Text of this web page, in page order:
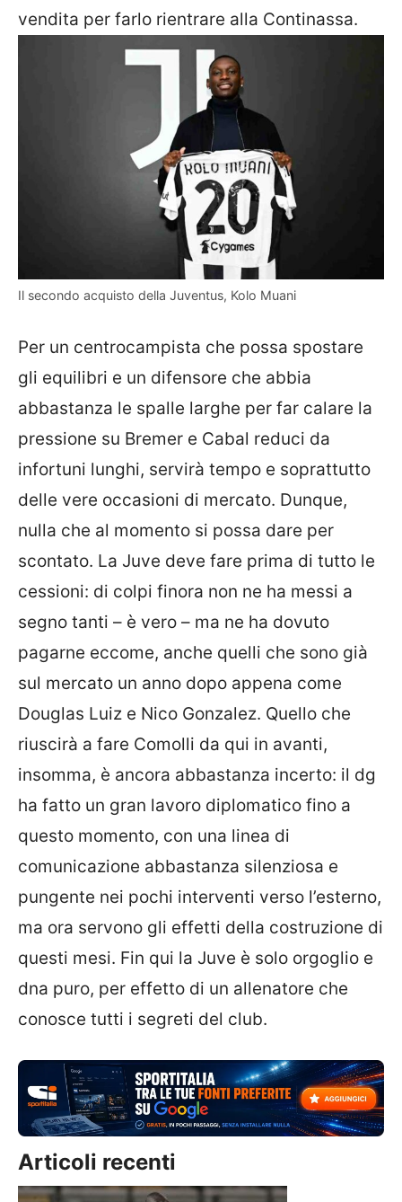
vendita per farlo rientrare alla Continassa.
Il secondo acquisto della Juventus, Kolo Muani
Per un centrocampista che possa spostare
gli equilibri e un difensore che abbia
abbastanza le spalle larghe per far calare la
pressione su Bremer e Cabal reduci da
infortuni lunghi, servirà tempo e soprattutto
delle vere occasioni di mercato. Dunque,
nulla che al momento si possa dare per
scontato. La Juve deve fare prima di tutto le
cessioni: di colpi finora non ne ha messi a
segno tanti – è vero – ma ne ha dovuto
pagarne eccome, anche quelli che sono già
sul mercato un anno dopo appena come
Douglas Luiz e Nico Gonzalez. Quello che
riuscirà a fare Comolli da qui in avanti,
insomma, è ancora abbastanza incerto: il dg
ha fatto un gran lavoro diplomatico fino a
questo momento, con una linea di
comunicazione abbastanza silenziosa e
pungente nei pochi interventi verso l’esterno,
ma ora servono gli effetti della costruzione di
questi mesi. Fin qui la Juve è solo orgoglio e
dna puro, per effetto di un allenatore che
conosce tutti i segreti del club.
Articoli recenti